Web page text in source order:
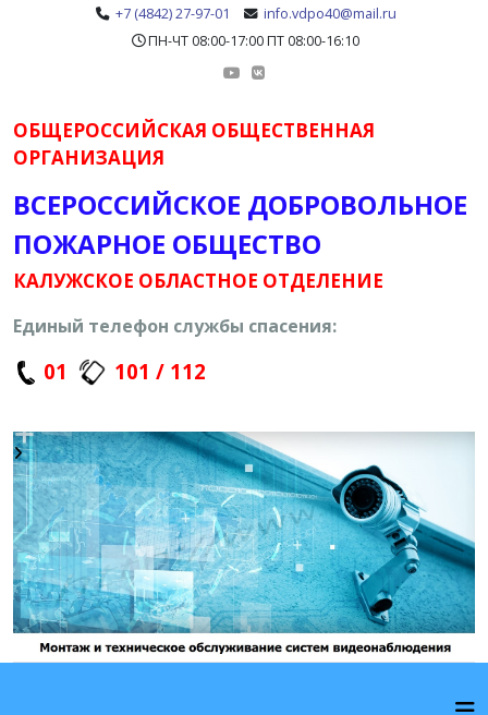
+7 (4842) 27-97-01
info.vdpo40@mail.ru
ПН-ЧТ 08:00-17:00 ПТ 08:00-16:10
ОБЩЕРОССИЙСКАЯ ОБЩЕСТВЕННАЯ
ОРГАНИЗАЦИЯ
ВСЕРОССИЙСКОЕ ДОБРОВОЛЬНОЕ
ПОЖАРНОЕ ОБЩЕСТВО
КАЛУЖСКОЕ ОБЛАСТНОЕ ОТДЕЛЕНИЕ
Единый телефон службы спасения:
01 101 / 112